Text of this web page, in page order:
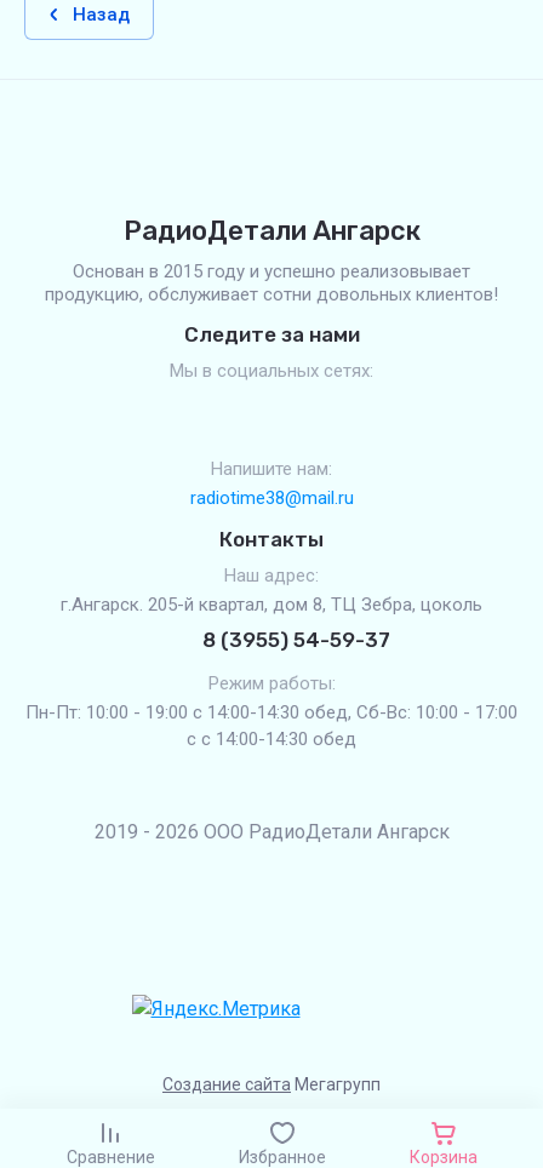
Сравнение Избранное Корзина
Назад
РадиоДетали Ангарск
Основан в 2015 году и успешно реализовывает
продукцию, обслуживает сотни довольных клиентов!
Следите за нами
Мы в социальных сетях:
Напишите нам:
radiotime38@mail.ru
Контакты
Наш адрес:
г.Ангарск. 205-й квартал, дом 8, ТЦ Зебра, цоколь
8 (3955) 54-59-37
Режим работы:
Пн-Пт: 10:00 - 19:00 с 14:00-14:30 обед, Сб-Вс: 10:00 - 17:00
с с 14:00-14:30 обед
2019 - 2026 ООО РадиоДетали Ангарск
Создание сайта Мегагрупп